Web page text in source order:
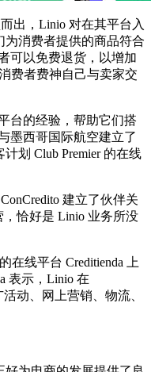
出，Linio 对在其平台入
消费者提供的商品符合
可以免费退货，以增加
费者费神自己与卖家交
台的经验，帮助它们搭
墨西哥国际航空建立了
划 Club Premier 的在线
建立了伙伴关
，恰好是 Linio 业务所没
在线平台 Creditienda 上
表示，Linio 在
动、网上营销、物流、